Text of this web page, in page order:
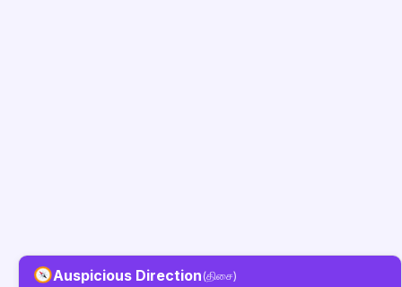
Auspicious Direction(திசை)